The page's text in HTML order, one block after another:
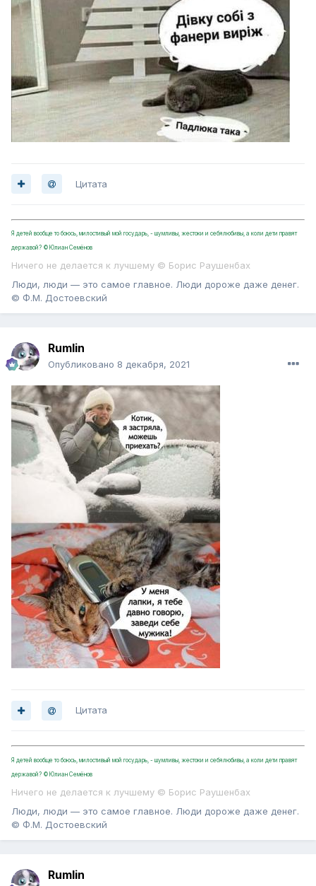
Цитата
Я детей вообще то боюсь, милостивый мой государь, - шумливы, жестоки и себялюбивы, а коли дети правят
державой? ©Юлиан Семёнов
Ничего не делается к лучшему © Борис Раушенбах
Люди, люди — это самое главное. Люди дороже даже денег.
© Ф.М. Достоевский
Rumlin
Опубликовано 8 декабря, 2021
Цитата
Я детей вообще то боюсь, милостивый мой государь, - шумливы, жестоки и себялюбивы, а коли дети правят
державой? ©Юлиан Семёнов
Ничего не делается к лучшему © Борис Раушенбах
Люди, люди — это самое главное. Люди дороже даже денег.
© Ф.М. Достоевский
Rumlin